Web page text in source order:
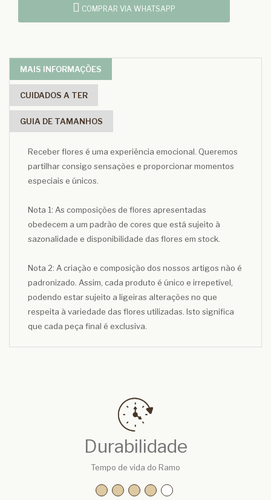
COMPRAR VIA WHATSAPP
MAIS INFORMAÇÕES
CUIDADOS A TER
GUIA DE TAMANHOS
Receber flores é uma experiência emocional. Queremos
partilhar consigo sensações e proporcionar momentos
especiais e únicos.
Nota 1: As composições de flores apresentadas
obedecem a um padrão de cores que está sujeito à
sazonalidade e disponibilidade das flores em stock.
Nota 2: A criação e composição dos nossos artigos não é
padronizado. Assim, cada produto é único e irrepetível,
podendo estar sujeito a ligeiras alterações no que
respeita à variedade das flores utilizadas. Isto significa
que cada peça final é exclusiva.
Durabilidade
Tempo de vida do Ramo